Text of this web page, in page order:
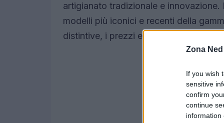
Zona Ned
If you wish
sensitive
confirm
continue
information
artigianato tradizionale e
modelli più iconici e recenti della
distintive, i prezzi e le disponibilità sul